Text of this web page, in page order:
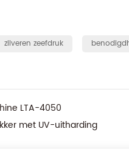
zilveren zeefdruk
LTA-4050
met UV-uitharding